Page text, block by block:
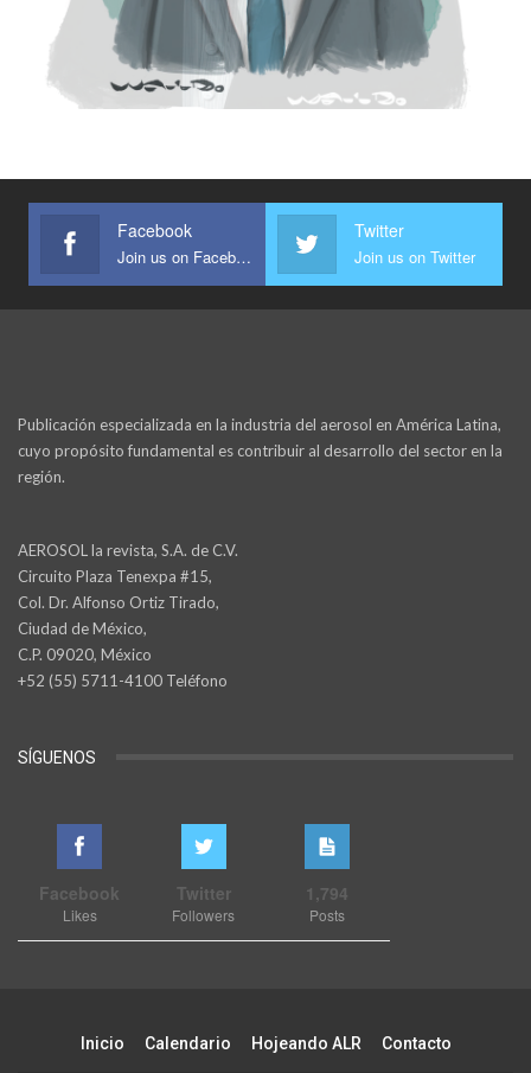
Facebook
Join us on Facebook
Twitter
Join us on Twitter
Publicación especializada en la industria del aerosol en América Latina,
cuyo propósito fundamental es contribuir al desarrollo del sector en la
región.
AEROSOL la revista, S.A. de C.V.
Circuito Plaza Tenexpa #15,
Col. Dr. Alfonso Ortiz Tirado,
Ciudad de México,
C.P. 09020, México
+52 (55) 5711-4100 Teléfono
SÍGUENOS
Facebook
Likes
Twitter
Followers
1,794
Posts
Inicio Calendario Hojeando ALR Contacto